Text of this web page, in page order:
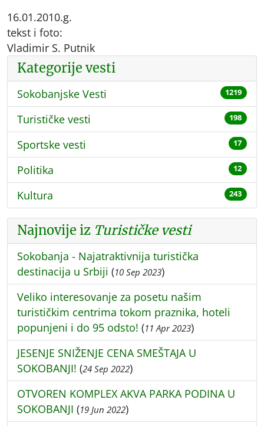
16.01.2010.g.
tekst i foto:
Vladimir S. Putnik
Kategorije vesti
Sokobanjske Vesti 1219
Turističke vesti 198
Sportske vesti 17
Politika 12
Kultura 243
Najnovije iz Turističke vesti
Sokobanja - Najatraktivnija turistička
destinacija u Srbiji (10 Sep 2023)
Veliko interesovanje za posetu našim
turističkim centrima tokom praznika, hoteli
popunjeni i do 95 odsto! (11 Apr 2023)
JESENJE SNIŽENJE CENA SMEŠTAJA U
SOKOBANJI! (24 Sep 2022)
OTVOREN KOMPLEX AKVA PARKA PODINA U
SOKOBANJI (19 Jun 2022)